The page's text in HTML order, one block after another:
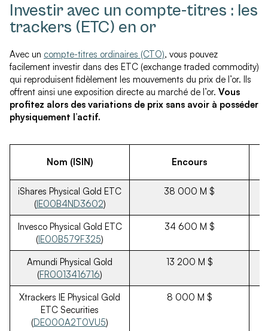
Investir avec un compte-titres : les
trackers (ETC) en or
Avec un compte-titres ordinaires (CTO), vous pouvez
facilement investir dans des ETC (exchange traded commodity)
qui reproduisent fidèlement les mouvements du prix de l’or. Ils
offrent ainsi une exposition directe au marché de l’or. Vous
profitez alors des variations de prix sans avoir à posséder
physiquement l’actif.
Nom (ISIN) Encours
iShares Physical Gold ETC
(IE00B4ND3602)
38 000 M $
Invesco Physical Gold ETC
(IE00B579F325)
34 600 M $
Amundi Physical Gold
(FR0013416716)
13 200 M $
Xtrackers IE Physical Gold
ETC Securities
(DE000A2T0VU5)
8 000 M $